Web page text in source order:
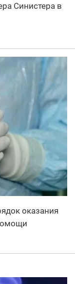
Синистера в
оказания